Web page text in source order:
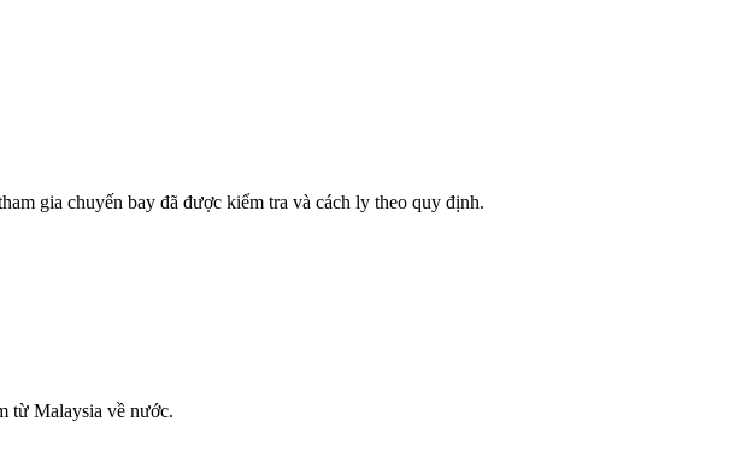
gia chuyến bay đã được kiểm tra và cách ly theo quy định.
từ Malaysia về nước.